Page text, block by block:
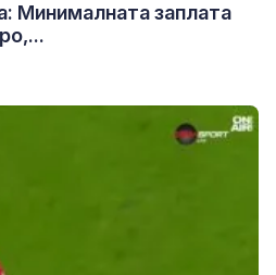
Минималната заплата